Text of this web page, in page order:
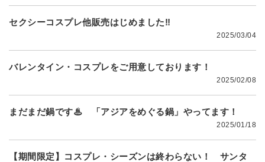
セクシーコスプレ他販売はじめました‼
2025/03/04
バレンタイン・コスプレをご用意しております！
2025/02/08
まだまだ鍋です♨ 「アジアをめぐる鍋」やってます！
2025/01/18
【期間限定】コスプレ・シーズンは終わらない！ サンタ